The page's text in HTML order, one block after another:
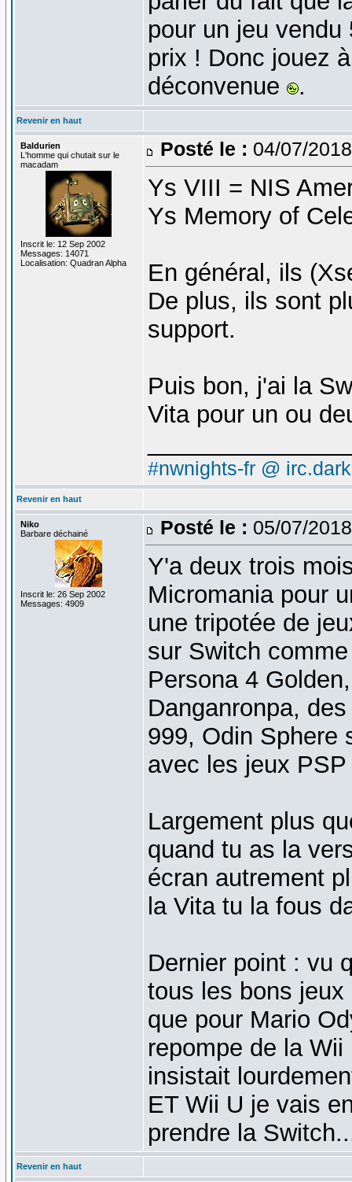
pour un jeu
prix ! Donc jouez
déconvenue
.
Revenir en haut
Baldurien
L'homme qui chutait sur le
macadam
Inscrit le: 12 Sep 2002
Messages: 14071
Localisation: Quadran Alpha
Posté le : 04/07/
Ys VIII = NIS
Ys Memory of
En général, ils
De plus, ils sont
support.
Puis bon, j'ai la
Vita pour un ou
#nwnights-fr @
Revenir en haut
Niko
Barbare déchainé
Inscrit le: 26 Sep 2002
Messages: 4909
Posté le : 05/07/
Y'a deux trois
Micromania pour
une tripotée de
sur Switch
Persona 4
Danganronpa,
999, Odin Sphere
avec les jeux
Largement plus
quand tu as la
écran autrement
la Vita tu la fous
Dernier point : vu
tous les bons
que pour Mario
repompe de la
insistait
ET Wii U je vais
prendre la
Revenir en haut